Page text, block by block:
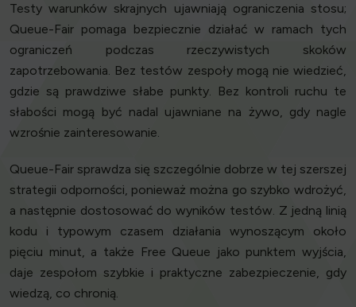
Testy warunków skrajnych ujawniają ograniczenia stosu;
Queue-Fair pomaga bezpiecznie działać w ramach tych
ograniczeń podczas rzeczywistych skoków
zapotrzebowania. Bez testów zespoły mogą nie wiedzieć,
gdzie są prawdziwe słabe punkty. Bez kontroli ruchu te
słabości mogą być nadal ujawniane na żywo, gdy nagle
wzrośnie zainteresowanie.
Queue-Fair sprawdza się szczególnie dobrze w tej szerszej
strategii odporności, ponieważ można go szybko wdrożyć,
a następnie dostosować do wyników testów. Z jedną linią
kodu i typowym czasem działania wynoszącym około
pięciu minut, a także Free Queue jako punktem wyjścia,
daje zespołom szybkie i praktyczne zabezpieczenie, gdy
wiedzą, co chronią.